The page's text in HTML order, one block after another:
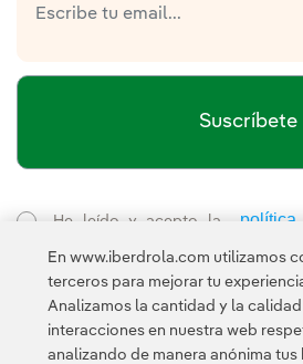
Suscríbete
He leído y acepto la
Newsletter
Enlace externo, se
Esta página está protegida por
Política de privacidad y los
En www.iberdrola.com utilizamos
terceros para mejorar tu
Analizamos la cantidad y la
interacciones en nuestra web
analizando de manera anónima tus